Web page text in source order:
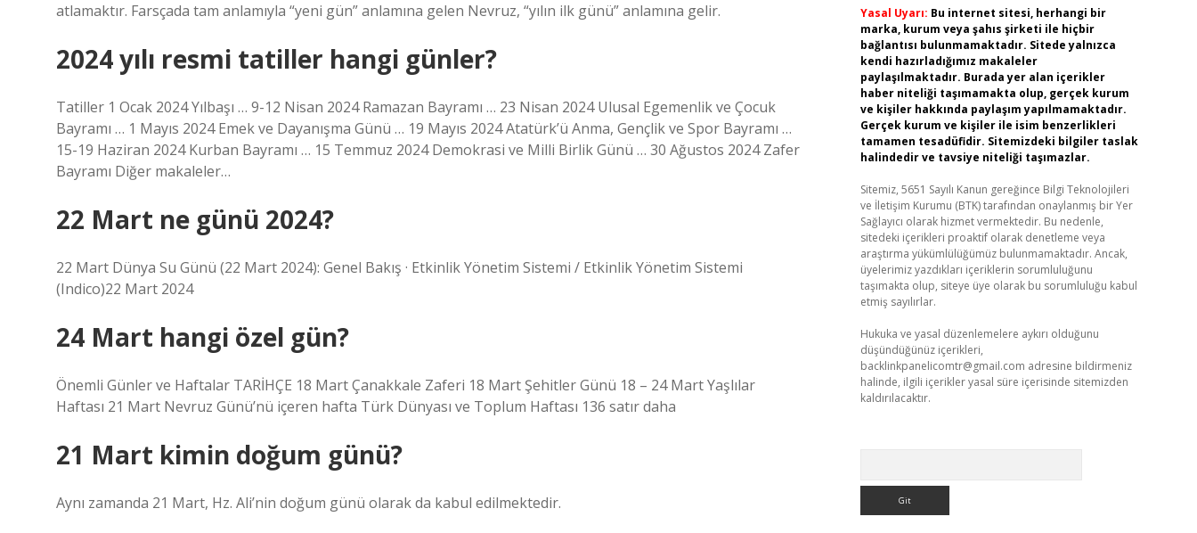
atlamaktır. Farsçada tam anlamıyla “yeni gün” anlamına gelen Nevruz, “yılın ilk günü” anlamına gelir.
2024 yılı resmi tatiller hangi günler?
Tatiller 1 Ocak 2024 Yılbaşı … 9-12 Nisan 2024 Ramazan Bayramı … 23 Nisan 2024 Ulusal Egemenlik ve Çocuk
Bayramı … 1 Mayıs 2024 Emek ve Dayanışma Günü … 19 Mayıs 2024 Atatürk’ü Anma, Gençlik ve Spor Bayramı …
15-19 Haziran 2024 Kurban Bayramı … 15 Temmuz 2024 Demokrasi ve Milli Birlik Günü … 30 Ağustos 2024 Zafer
Bayramı Diğer makaleler…
22 Mart ne günü 2024?
22 Mart Dünya Su Günü (22 Mart 2024): Genel Bakış · Etkinlik Yönetim Sistemi / Etkinlik Yönetim Sistemi
(Indico)22 Mart 2024
24 Mart hangi özel gün?
Önemli Günler ve Haftalar TARİHÇE 18 Mart Çanakkale Zaferi 18 Mart Şehitler Günü 18 – 24 Mart Yaşlılar
Haftası 21 Mart Nevruz Günü’nü içeren hafta Türk Dünyası ve Toplum Haftası 136 satır daha
21 Mart kimin doğum günü?
Aynı zamanda 21 Mart, Hz. Ali’nin doğum günü olarak da kabul edilmektedir.
Yasal Uyarı: Bu internet sitesi, herhangi bir
marka, kurum veya şahıs şirketi ile hiçbir
bağlantısı bulunmamaktadır. Sitede yalnızca
kendi hazırladığımız makaleler
paylaşılmaktadır. Burada yer alan içerikler
haber niteliği taşımamakta olup, gerçek kurum
ve kişiler hakkında paylaşım yapılmamaktadır.
Gerçek kurum ve kişiler ile isim benzerlikleri
tamamen tesadüfidir. Sitemizdeki bilgiler taslak
halindedir ve tavsiye niteliği taşımazlar.
Sitemiz, 5651 Sayılı Kanun gereğince Bilgi Teknolojileri
ve İletişim Kurumu (BTK) tarafından onaylanmış bir Yer
Sağlayıcı olarak hizmet vermektedir. Bu nedenle,
sitedeki içerikleri proaktif olarak denetleme veya
araştırma yükümlülüğümüz bulunmamaktadır. Ancak,
üyelerimiz yazdıkları içeriklerin sorumluluğunu
taşımakta olup, siteye üye olarak bu sorumluluğu kabul
etmiş sayılırlar.
Hukuka ve yasal düzenlemelere aykırı olduğunu
düşündüğünüz içerikleri,
backlinkpanelicomtr@gmail.com adresine bildirmeniz
halinde, ilgili içerikler yasal süre içerisinde sitemizden
kaldırılacaktır.